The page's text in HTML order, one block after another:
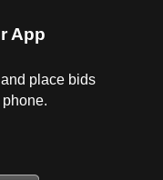
App
place bids